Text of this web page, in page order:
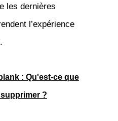
les dernières
l’expérience
: Qu'est-ce que
?